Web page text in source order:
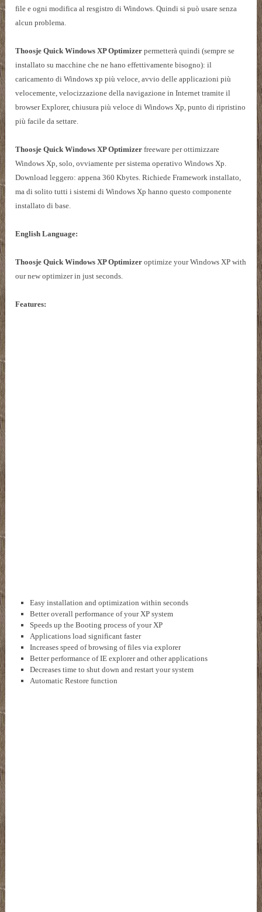
file e ogni modifica al resgistro di Windows. Quindi si può usare senza
alcun problema.
Thoosje Quick Windows XP Optimizerpermetterà quindi (sempre se
installato su macchine che ne hano effettivamente bisogno): il
caricamento di Windows xp più veloce, avvio delle applicazioni più
velocemente, velocizzazione della navigazione in Internet tramite il
browser Explorer, chiusura più veloce di Windows Xp, punto di ripristino
più facile da settare.
Thoosje Quick Windows XP Optimizer freeware per ottimizzare
Windows Xp, solo, ovviamente per sistema operativo Windows Xp.
Download leggero: appena 360 Kbytes. Richiede Framework installato,
ma di solito tutti i sistemi di Windows Xp hanno questo componente
installato di base.
English Language:
Thoosje Quick Windows XP Optimizer optimize your Windows XP with
our new optimizer in just seconds.
Features:
Easy installation and optimization within seconds
Better overall performance of your XP system
Speeds up the Booting process of your XP
Applications load significant faster
Increases speed of browsing of files via explorer
Better performance of IE explorer and other applications
Decreases time to shut down and restart your system
Automatic Restore function